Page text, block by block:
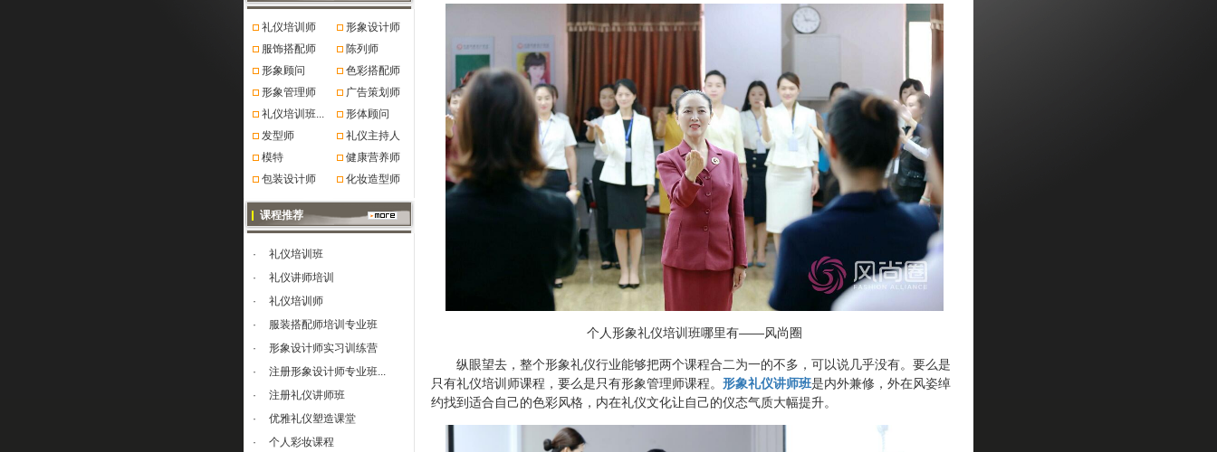
礼仪培训师
形象设计师
服饰搭配师
陈列师
形象顾问
色彩搭配师
形象管理师
广告策划师
礼仪培训班...
形体顾问
发型师
礼仪主持人
模特
健康营养师
包装设计师
化妆造型师
课程推荐
·
礼仪培训班
·
礼仪讲师培训
·
礼仪培训师
·
服装搭配师培训专业班
·
形象设计师实习训练营
·
注册形象设计师专业班...
·
注册礼仪讲师班
·
优雅礼仪塑造课堂
·
个人彩妆课程
个人形象礼仪培训班哪里有——风尚圈
纵眼望去，整个形象礼仪行业能够把两个课程合二为一的不多，可以说几乎没有。要么是
只有礼仪培训师课程，要么是只有形象管理师课程。 形象礼仪讲师班是内外兼修，外在风姿绰
约找到适合自己的色彩风格，内在礼仪文化让自己的仪态气质大幅提升。